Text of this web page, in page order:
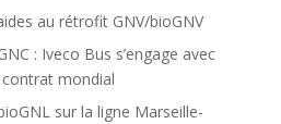
au rétrofit GNV/bioGNV
: Iveco Bus s’engage avec
mondial
sur la ligne Marseille-